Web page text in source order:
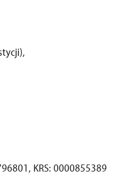
KRS: 0000855389